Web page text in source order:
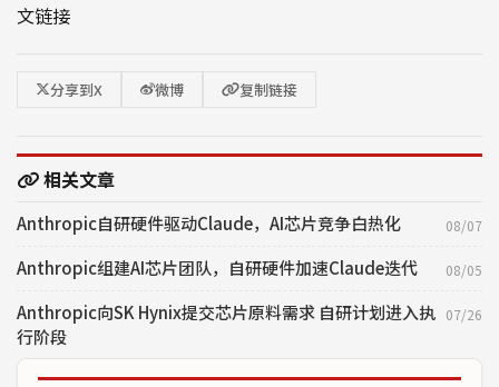
文链接
分享到X 微博 复制链接
相关文章
Anthropic自研硬件驱动Claude，AI芯片竞争白热化 08/07
Anthropic组建AI芯片团队，自研硬件加速Claude迭代 08/05
Anthropic向SK Hynix提交芯片原料需求 自研计划进入执
行阶段
07/26